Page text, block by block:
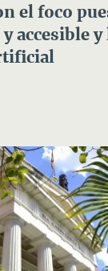
el foco
accesible y